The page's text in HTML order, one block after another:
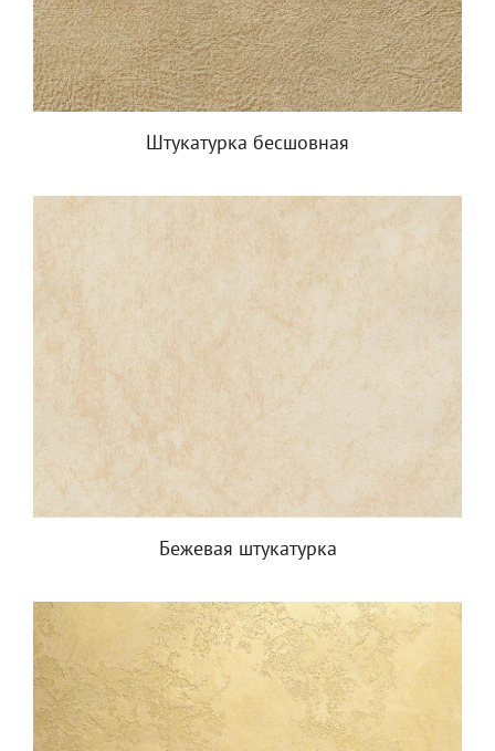
Штукатурка бесшовная
Бежевая штукатурка